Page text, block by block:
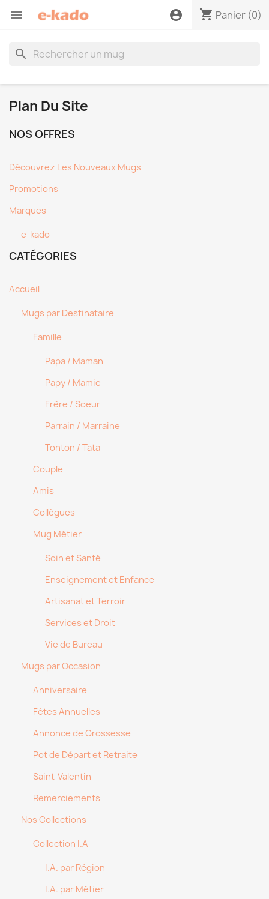
 shopping_cart Panier (0)
account_circle
search
Plan Du Site
NOS OFFRES
Découvrez Les Nouveaux Mugs
Promotions
Marques
e-kado
CATÉGORIES
Accueil
Mugs par Destinataire
Famille
Papa / Maman
Papy / Mamie
Frère / Soeur
Parrain / Marraine
Tonton / Tata
Couple
Amis
Collègues
Mug Métier
Soin et Santé
Enseignement et Enfance
Artisanat et Terroir
Services et Droit
Vie de Bureau
Mugs par Occasion
Anniversaire
Fêtes Annuelles
Annonce de Grossesse
Pot de Départ et Retraite
Saint-Valentin
Remerciements
Nos Collections
Collection I.A
I.A. par Région
I.A. par Métier